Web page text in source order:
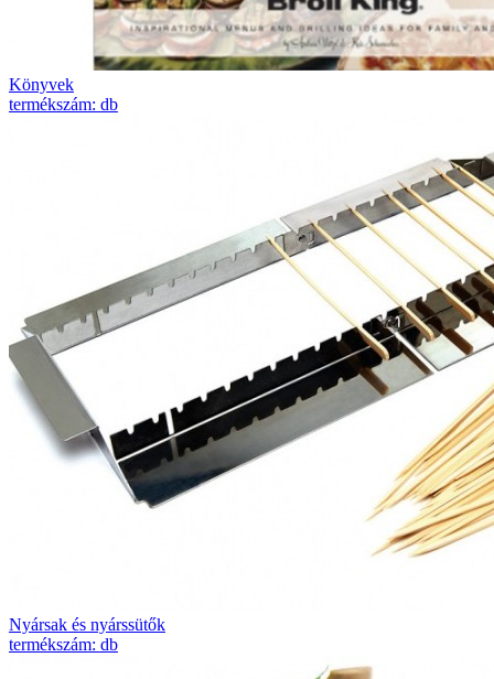
Könyvek
termékszám: db
Nyársak és nyárssütők
termékszám: db